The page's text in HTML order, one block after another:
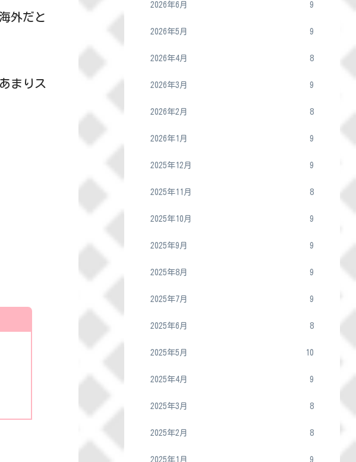
外だと
まりス
2026年6月 9
2026年5月 9
2026年4月 8
2026年3月 9
2026年2月 8
2026年1月 9
2025年12月 9
2025年11月 8
2025年10月 9
2025年9月 9
2025年8月 9
2025年7月 9
2025年6月 8
2025年5月 10
2025年4月 9
2025年3月 8
2025年2月 8
2025年1月 9